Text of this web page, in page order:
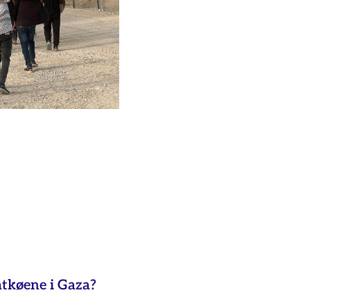
i Gaza?